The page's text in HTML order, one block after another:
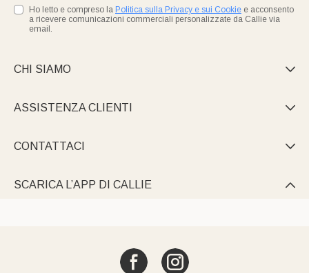
Ho letto e compreso la Politica sulla Privacy e sui Cookie e acconsento
a ricevere comunicazioni commerciali personalizzate da Callie via
email.
CHI SIAMO 
ASSISTENZA CLIENTI 
CONTATTACI 
SCARICA L’APP DI CALLIE 